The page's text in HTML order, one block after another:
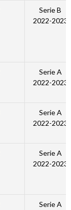
Serie B
2022-2023
Serie A
2022-2023
Serie A
2022-2023
Serie A
2022-2023
Serie A